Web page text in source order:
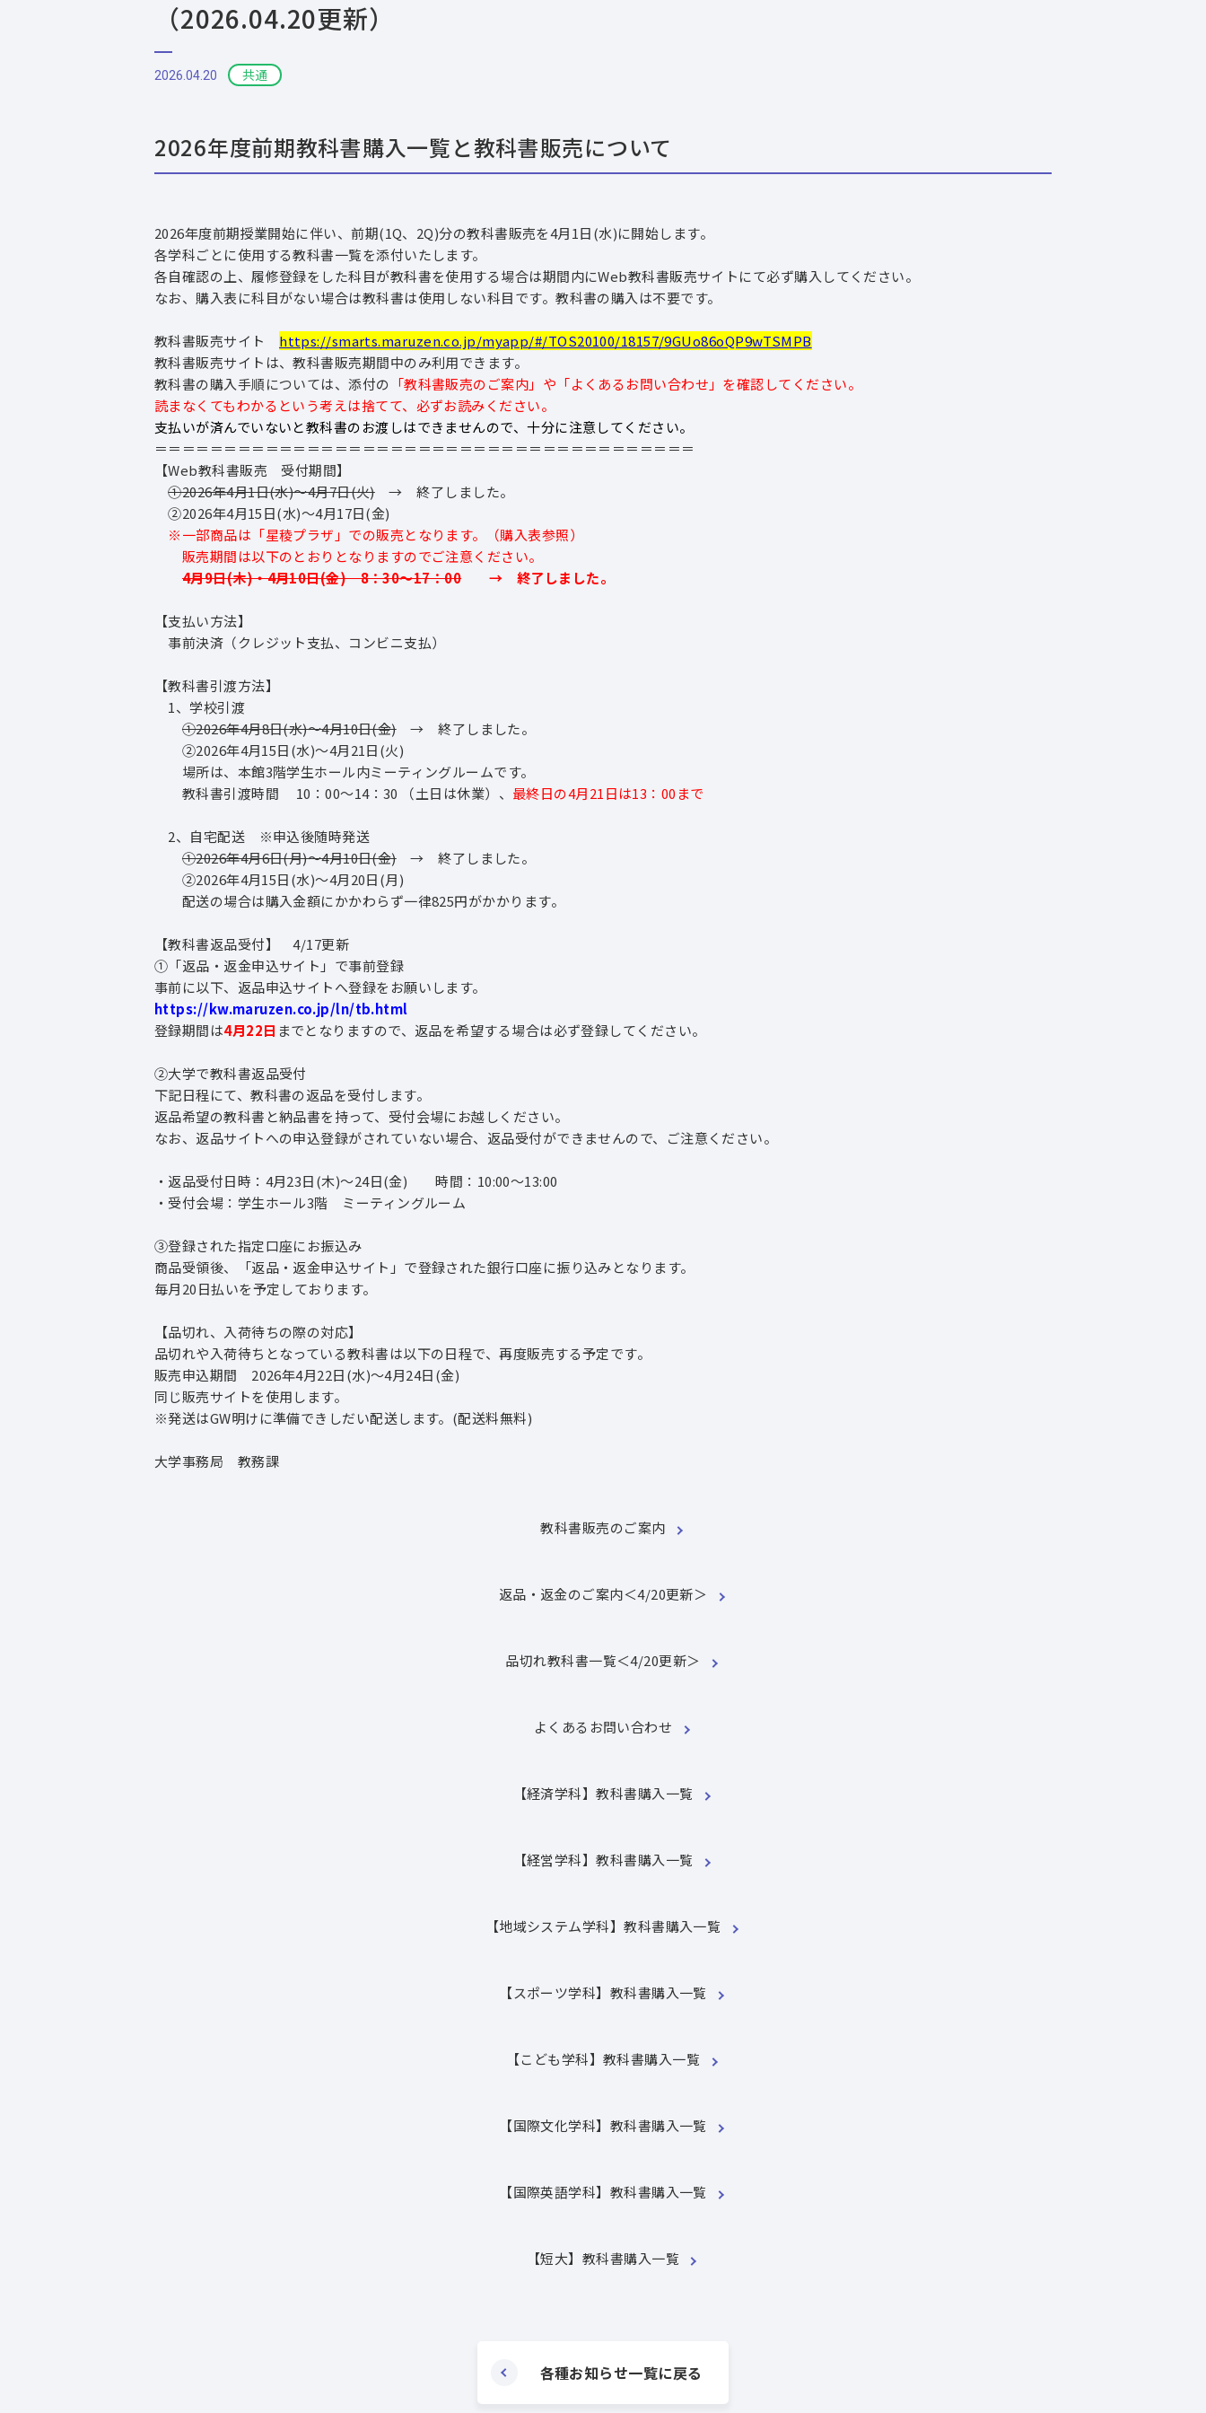
（2026.04.20更新）
2026.04.20 共通
2026年度前期教科書購入一覧と教科書販売について
2026年度前期授業開始に伴い、前期(1Q、2Q)分の教科書販売を4月1日(水)に開始します。
各学科ごとに使用する教科書一覧を添付いたします。
各自確認の上、履修登録をした科目が教科書を使用する場合は期間内にWeb教科書販売サイトにて必ず購入してください。
なお、購入表に科目がない場合は教科書は使用しない科目です。教科書の購入は不要です。
教科書販売サイト https://smarts.maruzen.co.jp/myapp/#/TOS20100/18157/9GUo86oQP9wTSMPB
教科書販売サイトは、教科書販売期間中のみ利用できます。
教科書の購入手順については、添付の 「教科書販売のご案内」や「よくあるお問い合わせ」を確認してください。
読まなくてもわかるという考えは捨てて、必ずお読みください。
支払いが済んでいないと教科書のお渡しはできませんので、十分に注意してください。
＝＝＝＝＝＝＝＝＝＝＝＝＝＝＝＝＝＝＝＝＝＝＝＝＝＝＝＝＝＝＝＝＝＝＝＝＝＝＝
【Web教科書販売 受付期間】
①2026年4月1日(水)～4月7日(火)→ 終了しました。
②2026年4月15日(水)～4月17日(金)
※一部商品は「星稜プラザ」での販売となります。（購入表参照）
販売期間は以下のとおりとなりますのでご注意ください。
4月9日(木)・4月10日(金) 8：30～17：00 → 終了しました。
【支払い方法】
事前決済（クレジット支払、コンビニ支払）
【教科書引渡方法】
1、学校引渡
①2026年4月8日(水)～4月10日(金)→ 終了しました。
②2026年4月15日(水)～4月21日(火)
場所は、本館3階学生ホール内ミーティングルームです。
教科書引渡時間 10：00～14：30 （土日は休業）、 最終日の4月21日は13：00まで
2、自宅配送 ※申込後随時発送
①2026年4月6日(月)～4月10日(金)→ 終了しました。
②2026年4月15日(水)～4月20日(月)
配送の場合は購入金額にかかわらず一律825円がかかります。
【教科書返品受付】 4/17更新
①「返品・返金申込サイト」で事前登録
事前に以下、返品申込サイトへ登録をお願いします。
https://kw.maruzen.co.jp/ln/tb.html
登録期間は4月22日 までとなりますので、返品を希望する場合は必ず登録してください。
②大学で教科書返品受付
下記日程にて、教科書の返品を受付します。
返品希望の教科書と納品書を持って、受付会場にお越しください。
なお、返品サイトへの申込登録がされていない場合、返品受付ができませんので、ご注意ください。
・返品受付日時：4月23日(木)～24日(金) 時間：10:00～13:00
・受付会場：学生ホール3階 ミーティングルーム
③登録された指定口座にお振込み
商品受領後、「返品・返金申込サイト」で登録された銀行口座に振り込みとなります。
毎月20日払いを予定しております。
【品切れ、入荷待ちの際の対応】
品切れや入荷待ちとなっている教科書は以下の日程で、再度販売する予定です。
販売申込期間 2026年4月22日(水)～4月24日(金)
同じ販売サイトを使用します。
※発送はGW明けに準備できしだい配送します。(配送料無料)
大学事務局 教務課
教科書販売のご案内
返品・返金のご案内＜4/20更新＞
品切れ教科書一覧＜4/20更新＞
よくあるお問い合わせ
【経済学科】教科書購入一覧
【経営学科】教科書購入一覧
【地域システム学科】教科書購入一覧
【スポーツ学科】教科書購入一覧
【こども学科】教科書購入一覧
【国際文化学科】教科書購入一覧
【国際英語学科】教科書購入一覧
【短大】教科書購入一覧
各種お知らせ一覧に戻る